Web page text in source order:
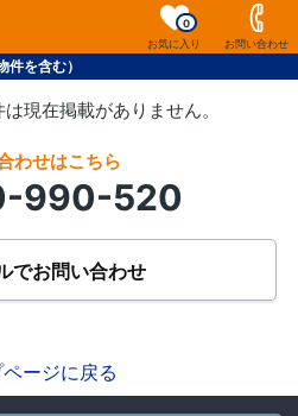
お気に入り
0
お問い合わせ
を含む）
現在掲載がありません。
わせはこちら
990-520
でお問い合わせ
ページに戻る